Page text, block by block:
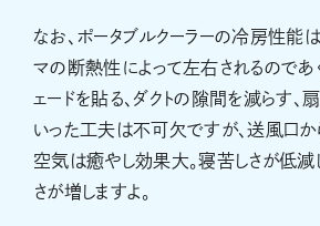
なお、ポータブルクーラーの冷房性能
マの断熱性によって左右されるのであ
ェードを貼る、ダクトの隙間を減らす、
いった工夫は不可欠ですが、送風口か
空気は癒やし効果大。寝苦しさが低減
さが増しますよ。